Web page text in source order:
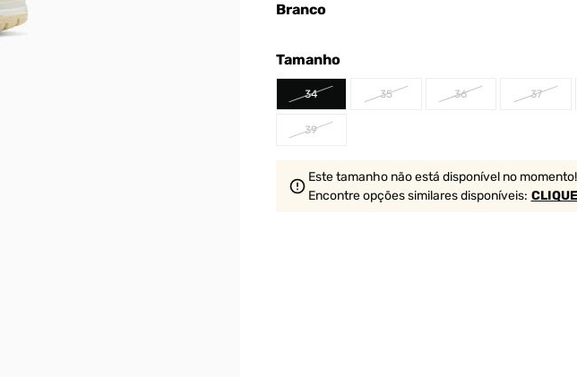
Branco
Tamanho
34 35 36 37
39
Este tamanho não está disponível no momento!
Encontre opções similaresdisponíveis: